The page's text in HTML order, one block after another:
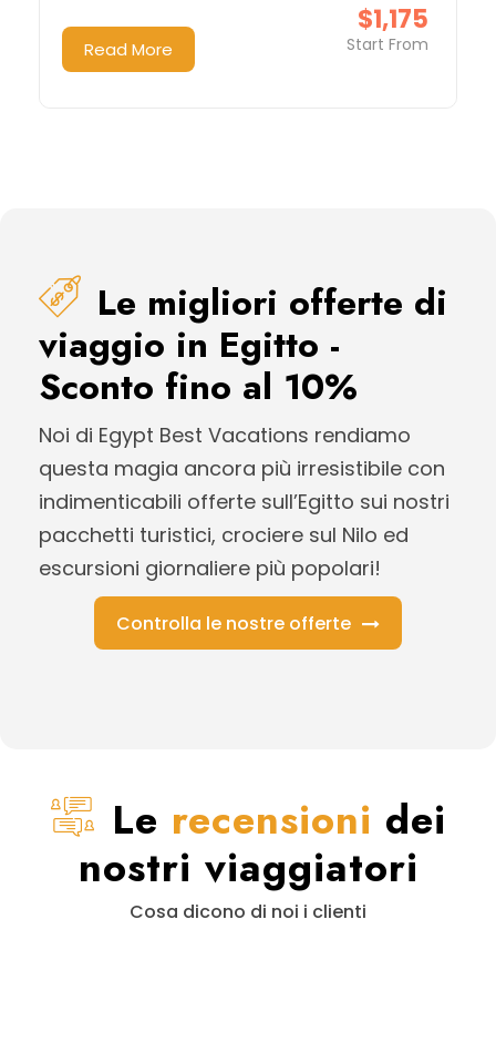
$1,175
Start From
Read More
Le migliori offerte di
viaggio in Egitto -
Sconto fino al 10%
Noi di Egypt Best Vacations rendiamo
questa magia ancora più irresistibile con
indimenticabili offerte sull’Egitto sui nostri
pacchetti turistici, crociere sul Nilo ed
escursioni giornaliere più popolari!
Controlla le nostre offerte
Le recensioni dei
nostri viaggiatori
Cosa dicono di noi i clienti